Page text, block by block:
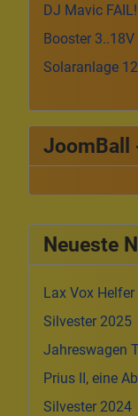
Neueste
Lax Vox Helfer
Silvester 2025
Jahreswagen
Prius II, eine
Silvester 2024
DJ Mavic
Booster
Solaranlage
JoomBall